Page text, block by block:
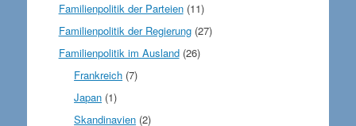
Familienpolitik der Parteien(11)
Familienpolitik der Regierung(27)
Familienpolitik im Ausland(26)
Frankreich (7)
Japan (1)
Skandinavien (2)